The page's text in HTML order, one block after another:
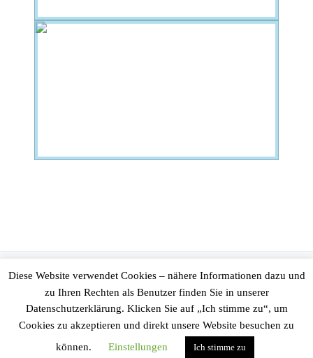
© 2026Ingenieurgesellschaft Prof. Kobus und Partner GmbH –
Alle Rechte vorbehalten
Präsentiert vonWP– Entworfen mit demCustomizr-Theme
Diese Website verwendet Cookies – nähere Informationen dazu und
zu Ihren Rechten als Benutzer finden Sie in unserer
Datenschutzerklärung. Klicken Sie auf „Ich stimme zu“, um
Cookies zu akzeptieren und direkt unsere Website besuchen zu
können.
Einstellungen Ich stimme zu